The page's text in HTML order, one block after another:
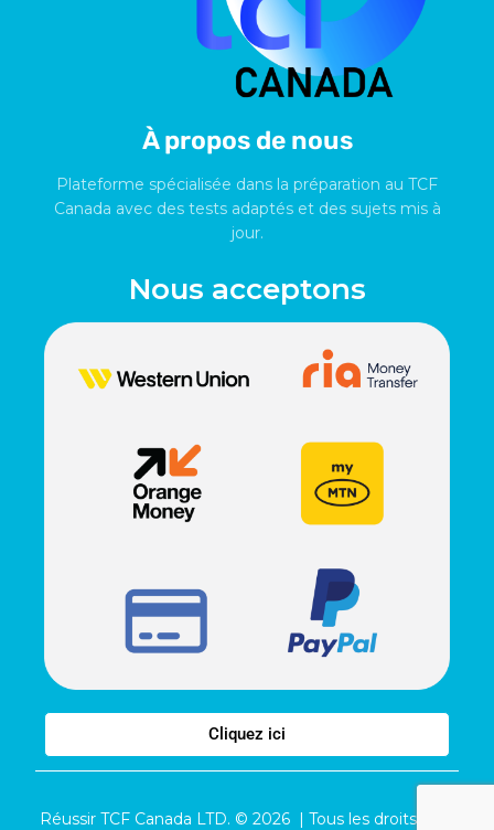
À propos de nous
Plateforme spécialisée dans la préparation au TCF
Canada avec des tests adaptés et des sujets mis à
jour.
Nous acceptons
Cliquez ici
Réussir TCF Canada LTD. © 2026 | Tous les droits sont